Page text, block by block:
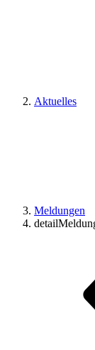
Aktuelles
Meldungen